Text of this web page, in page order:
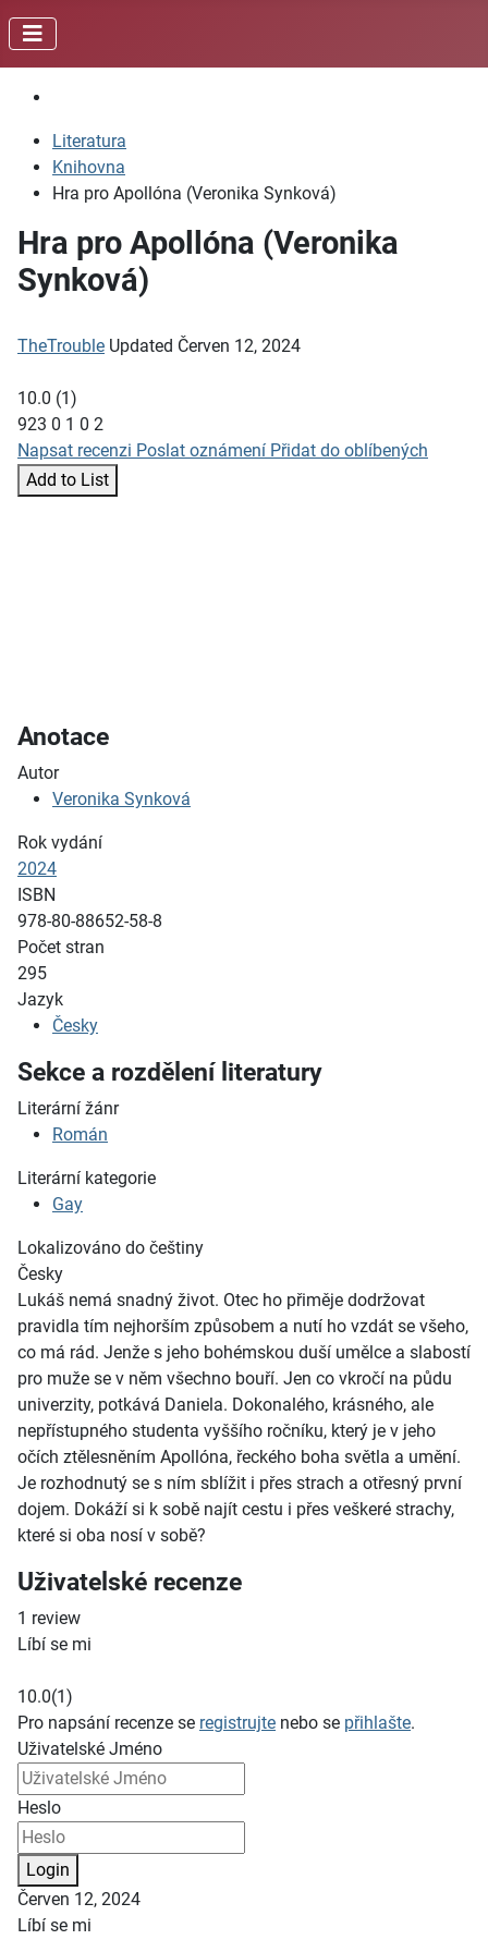
Literatura
Knihovna
Hra pro Apollóna (Veronika Synková)
Hra pro Apollóna (Veronika
Synková)
TheTrouble Updated Červen 12, 2024
10.0 (1)
923 0 1 0 2
Napsat recenzi Poslat oznámení Přidat do oblíbených
Add to List
Anotace
Autor
Veronika Synková
Rok vydání
2024
ISBN
978-80-88652-58-8
Počet stran
295
Jazyk
Česky
Sekce a rozdělení literatury
Literární žánr
Román
Literární kategorie
Gay
Lokalizováno do češtiny
Česky
Lukáš nemá snadný život. Otec ho přiměje dodržovat
pravidla tím nejhorším způsobem a nutí ho vzdát se všeho,
co má rád. Jenže s jeho bohémskou duší umělce a slabostí
pro muže se v něm všechno bouří. Jen co vkročí na půdu
univerzity, potkává Daniela. Dokonalého, krásného, ale
nepřístupného studenta vyššího ročníku, který je v jeho
očích ztělesněním Apollóna, řeckého boha světla a umění.
Je rozhodnutý se s ním sblížit i přes strach a otřesný první
dojem. Dokáží si k sobě najít cestu i přes veškeré strachy,
které si oba nosí v sobě?
Uživatelské recenze
1 review
Líbí se mi
10.0(1)
Pro napsání recenze se registrujte nebo se přihlašte.
Uživatelské Jméno
Heslo
Login
Červen 12, 2024
Líbí se mi